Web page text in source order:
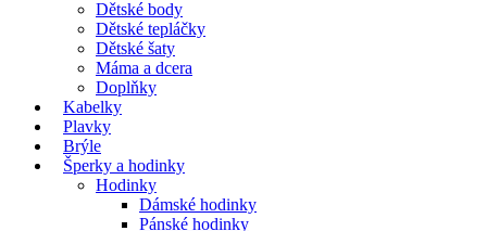
Dětské body
Dětské tepláčky
Dětské šaty
Máma a dcera
Doplňky
Kabelky
Plavky
Brýle
Šperky a hodinky
Hodinky
Dámské hodinky
Pánské hodinky